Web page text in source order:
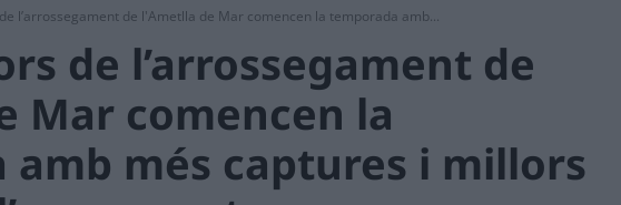
l’arrossegament de l'Ametlla de Mar comencen la temporada amb...
de l’arrossegament de
Mar comencen la
amb més captures i millors